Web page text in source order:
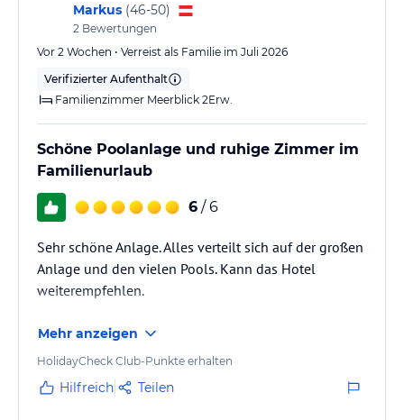
Markus (46-50)
2 Bewertungen
Vor 2 Wochen • Verreist als Familie im Juli 2026
Verifizierter Aufenthalt
Familienzimmer Meerblick 2Erw.
Schöne Poolanlage und ruhige Zimmer im
Familienurlaub
6 / 6
Sehr schöne Anlage. Alles verteilt sich auf der großen
Anlage und den vielen Pools. Kann das Hotel
weiterempfehlen.
Mehr anzeigen
HolidayCheck Club-Punkte erhalten
Hilfreich Teilen